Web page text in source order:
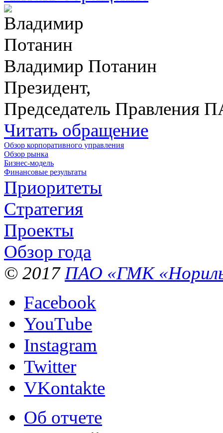
Владимир Потанин
Президент,
Председатель Правления
Читать обращение
Обзор корпоративного управления
Обзор рынка
Бизнес-модель
Финансовые результаты
Приоритеты
Стратегия
Проекты
Обзор года
© 2017 ПАО «ГМК
Facebook
YouTube
Instagram
Twitter
VKontakte
Об отчете